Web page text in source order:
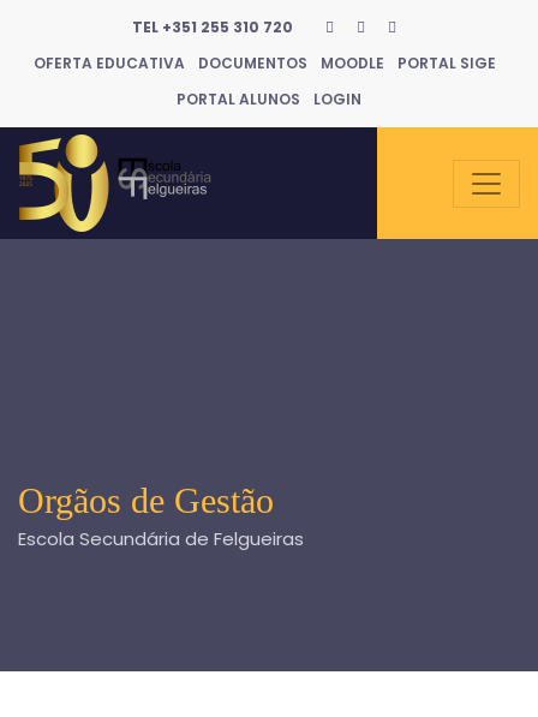
TEL +351 255 310 720
OFERTA EDUCATIVA
DOCUMENTOS MOODLE
PORTAL SIGE
PORTAL ALUNOS
LOGIN
Orgãos de Gestão
Escola Secundária de Felgueiras